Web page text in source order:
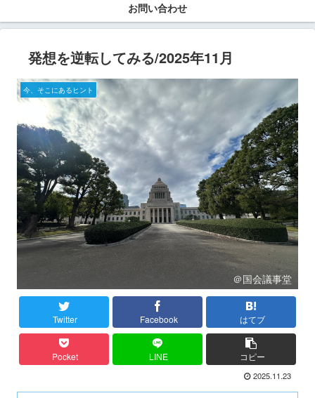
お問い合わせ
発想を逆転してみる/2025年11月
今、そこにあるヒント
＠国会議事堂
Twitter Facebook はてブ
Pocket LINE コピー
2025.11.23